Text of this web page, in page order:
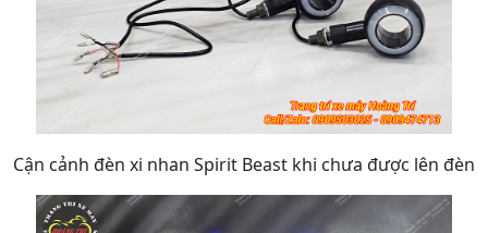
Cận cảnh đèn xi nhan Spirit Beast khi chưa được lên đèn